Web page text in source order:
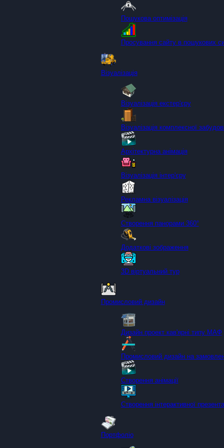
Пошукова оптимізація
Просування сайту в пошукових
Візуалізація
Візуалізація екстер'єру
Візуалізація комплексної
Архітектурна анімація
Візуалізація інтер'єру
Рекламна візуалізація
Створення панорами 360°
Додаткові зображення
3D віртуальний тур
Промисловий дизайн
Дизайн проект кав'ярні типу МАФ
Промисловий дизайн на
Створення анімації
Створення інтерактивної
Портфоліо